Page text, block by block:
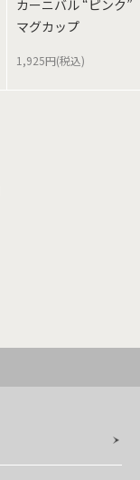
カーニバル “ピンク”
マグカップ
1,925円(税込)